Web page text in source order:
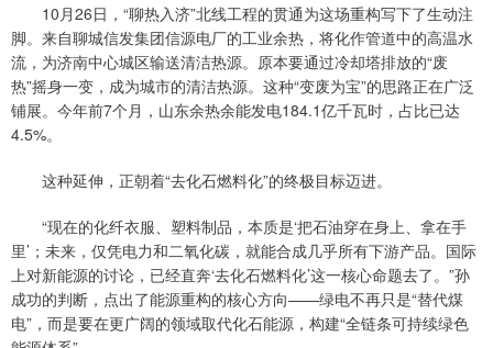
10月26日，“聊热入济”北线工程的贯通为这场重构写下了生动注
脚。来自聊城信发集团信源电厂的工业余热，将化作管道中的高温水
流，为济南中心城区输送清洁热源。原本要通过冷却塔排放的“废
热”摇身一变，成为城市的清洁热源。这种“变废为宝”的思路正在广泛
铺展。今年前7个月，山东余热余能发电184.1亿千瓦时，占比已达
4.5%。
这种延伸，正朝着“去化石燃料化”的终极目标迈进。
“现在的化纤衣服、塑料制品，本质是‘把石油穿在身上、拿在手
里’；未来，仅凭电力和二氧化碳，就能合成几乎所有下游产品。国际
上对新能源的讨论，已经直奔‘去化石燃料化’这一核心命题去了。”孙
成功的判断，点出了能源重构的核心方向——绿电不再只是“替代煤
电”，而是要在更广阔的领域取代化石能源，构建“全链条可持续绿色